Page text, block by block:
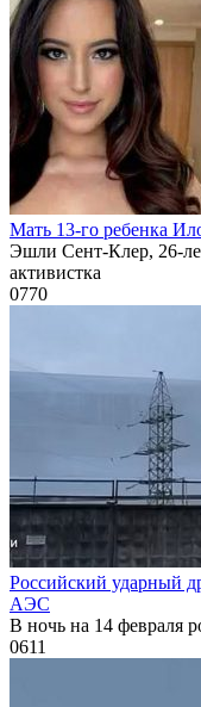
Мать 13-го ребенка
Эшли Сент-Клер, 26-
активистка
0770
Российский ударный
АЭС
В ночь на 14 февраля
0611